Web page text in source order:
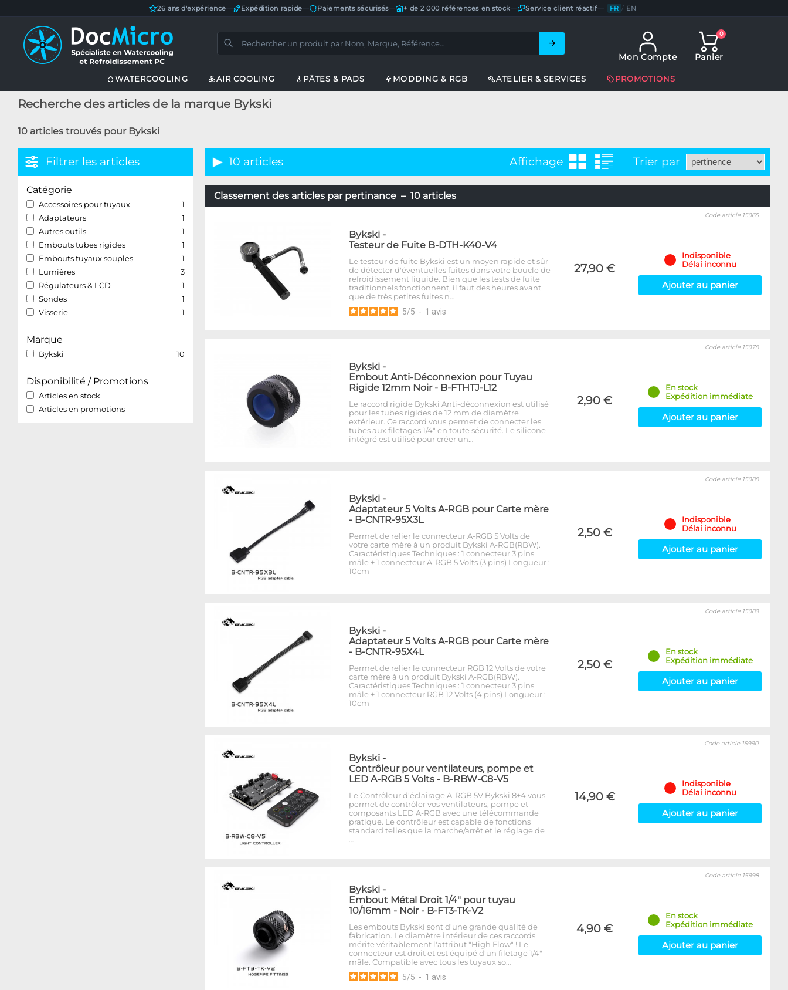
26 ans d'expérience Expédition rapide Paiements sécurisés— + de 2 000 références en stock Service client réactif— FR / EN
Mon Compte
0
Panier
WATERCOOLING AIR COOLING PÂTES & PADS MODDING & RGB ATELIER & SERVICES PROMOTIONS
Recherche des articles de la marque Bykski
10 articles trouvés pour Bykski
Filtrer les articles
Catégorie
Accessoires pour tuyaux
1
Adaptateurs
1
Autres outils
1
Embouts tubes rigides
1
Embouts tuyaux souples
1
Lumières
3
Régulateurs & LCD
1
Sondes
1
Visserie
1
Marque
Bykski 10
Disponibilité / Promotions
Articles en stock
Articles en promotions
10 articles Affichage Trier par
Classement des articles par pertinance – 10 articles
Bykski -
Testeur de Fuite B-DTH-K40-V4
Le testeur de fuite Bykski est un moyen rapide et sûr
de détecter d'éventuelles fuites dans votre boucle de
refroidissement liquide. Bien que les tests de fuite
traditionnels fonctionnent, il faut des heures avant
que de très petites fuites n…
5/5 - 1 avis
27,90 €
Code article 15965
Indisponible
Délai inconnu
Ajouter au panier
Bykski -
Embout Anti-Déconnexion pour Tuyau
Rigide 12mm Noir - B-FTHTJ-L12
Le raccord rigide Bykski Anti-déconnexion est utilisé
pour les tubes rigides de 12 mm de diamètre
extérieur. Ce raccord vous permet de connecter les
tubes aux filetages 1/4" en toute sécurité. Le silicone
intégré est utilisé pour créer un…
2,90 €
Code article 15978
En stock
Expédition immédiate
Ajouter au panier
Bykski -
Adaptateur 5 Volts A-RGB pour Carte mère
- B-CNTR-95X3L
Permet de relier le connecteur A-RGB 5 Volts de
votre carte mère à un produit Bykski A-RGB(RBW).
Caractéristiques Techniques : 1 connecteur 3 pins
mâle + 1 connecteur A-RGB 5 Volts (3 pins) Longueur :
10cm
2,50 €
Code article 15988
Indisponible
Délai inconnu
Ajouter au panier
Bykski -
Adaptateur 5 Volts A-RGB pour Carte mère
- B-CNTR-95X4L
Permet de relier le connecteur RGB 12 Volts de votre
carte mère à un produit Bykski A-RGB(RBW).
Caractéristiques Techniques : 1 connecteur 3 pins
mâle + 1 connecteur RGB 12 Volts (4 pins) Longueur :
10cm
2,50 €
Code article 15989
En stock
Expédition immédiate
Ajouter au panier
Bykski -
Contrôleur pour ventilateurs, pompe et
LED A-RGB 5 Volts - B-RBW-C8-V5
Le Contrôleur d'éclairage A-RGB 5V Bykski 8+4 vous
permet de contrôler vos ventilateurs, pompe et
composants LED A-RGB avec une télécommande
pratique. Le contrôleur est capable de fonctions
standard telles que la marche/arrêt et le réglage de
14,90 €
Code article 15990
Indisponible
Délai inconnu
Ajouter au panier
Bykski -
Embout Métal Droit 1/4" pour tuyau
10/16mm - Noir - B-FT3-TK-V2
Les embouts Bykski sont d'une grande qualité de
fabrication. Le diamètre intérieur de ces raccords
mérite véritablement l'attribut "High Flow" ! Le
connecteur est droit et est équipé d'un filetage 1/4"
mâle. Compatible avec tous les tuyaux so…
5/5 - 1 avis
4,90 €
Code article 15998
En stock
Expédition immédiate
Ajouter au panier